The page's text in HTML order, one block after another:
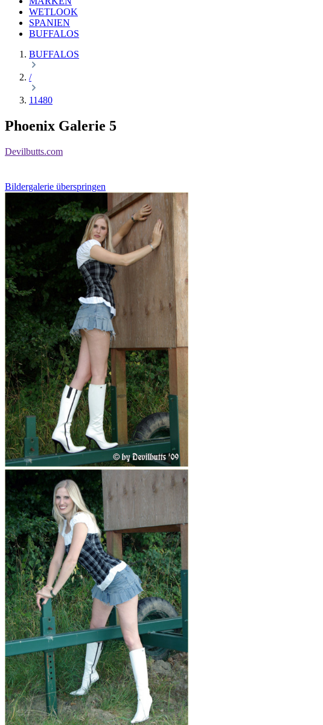
WETLOOK
SPANIEN
BUFFALOS
BUFFALOS
/
11480
Phoenix Galerie 5
Devilbutts.com
Bildergalerie überspringen